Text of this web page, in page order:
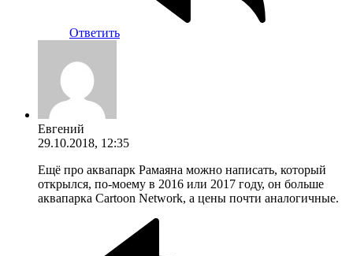
Ответить
Евгений
29.10.2018, 12:35
Ещё про аквапарк Рамаяна можно написать, который
открылся, по-моему в 2016 или 2017 году, он больше
аквапарка Cartoon Network, а цены почти аналогичные.